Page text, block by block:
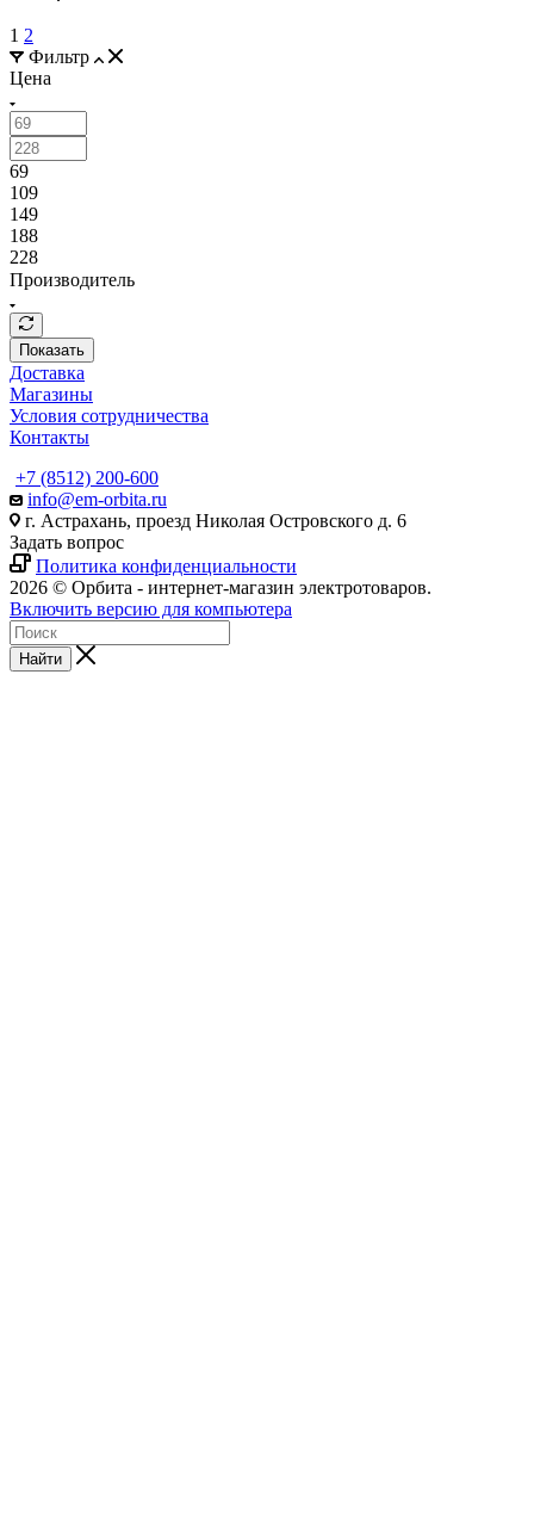
1 2
Фильтр
Цена
69
109
149
188
228
Производитель
Показать
Доставка
Магазины
Условия сотрудничества
Контакты
+7 (8512) 200-600
info@em-orbita.ru
г. Астрахань, проезд Николая Островского д. 6
Задать вопрос
Политика конфиденциальности
2026 © Орбита - интернет-магазин электротоваров.
Включить версию для компьютера
Найти